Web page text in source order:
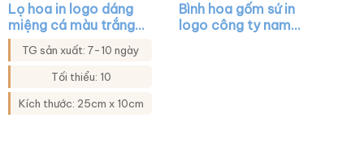
Lọ hoa in logo dáng
miệng cá màu trắng
họa tiết sen xanh viền
kim XG-LH36
TG sản xuất: 7-10 ngày
Tối thiểu: 10
Kích thước: 25cm x 10cm
Bình hoa gốm sứ in
logo công ty nam